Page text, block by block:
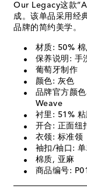
Our Legacy这款
成。该单品采用经
品牌的简约美学。
材质: 50%
保养说明: 手
葡萄牙制作
颜色: 灰色
品牌官方颜
Weave
衬里: 51%
开合: 正面纽
衣领: 标准领
袖扣/袖口: 单
棉质, 亚麻
商品编号: